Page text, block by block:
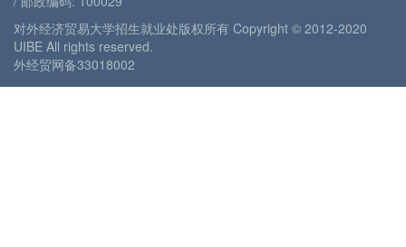
对外经济贸易大学招生就业处版权所有 Copyright © 2012-2020
UIBE All rights reserved.
外经贸网备33018002